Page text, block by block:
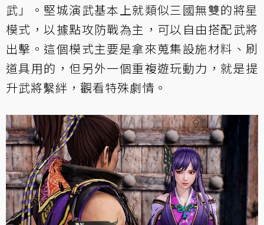
武」。堅城演武基本上就類似三國無雙的將星
模式，以據點攻防戰為主，可以自由搭配武將
出擊。這個模式主要是拿來蒐集設施材料、刷
道具用的，但另外一個重複遊玩動力，就是提
升武將繫絆，觀看特殊劇情。